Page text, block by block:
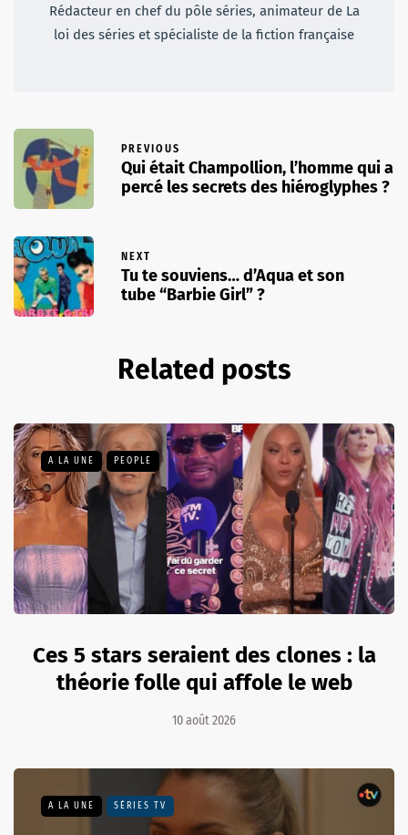
Rédacteur en chef du pôle séries, animateur de La
loi des séries et spécialiste de la fiction française
PREVIOUS
Qui était Champollion, l’homme qui a
percé les secrets des hiéroglyphes ?
NEXT
Tu te souviens… d’Aqua et son
tube “Barbie Girl” ?
Related posts
A LA UNE PEOPLE
Ces 5 stars seraient des clones : la
théorie folle qui affole le web
10 août 2026
A LA UNE SÉRIES TV